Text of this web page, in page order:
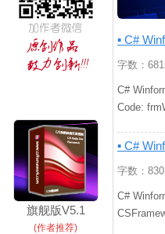
旗舰版V5.1
(作者推荐)
▪ C#
字数：
C#
Code:
▪ C#
字数：
C#